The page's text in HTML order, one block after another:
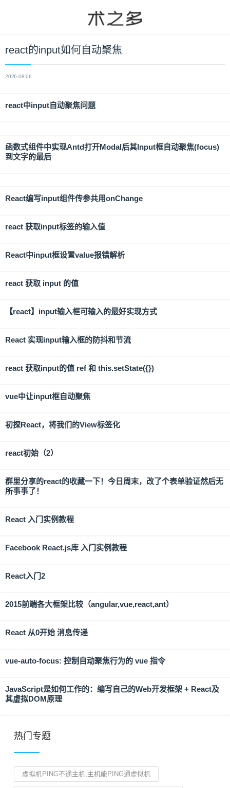
react的input如何自动聚焦
2026-08-06
react中input自动聚焦问题
函数式组件中实现Antd打开Modal后其Input框自动聚焦(focus)
到文字的最后
React编写input组件传参共用onChange
react 获取input标签的输入值
React中input框设置value报错解析
react 获取 input 的值
【react】input输入框可输入的最好实现方式
React 实现input输入框的防抖和节流
react 获取input的值 ref 和 this.setState({})
vue中让input框自动聚焦
初探React，将我们的View标签化
react初始（2）
群里分享的react的收藏一下！今日周末，改了个表单验证然后无
所事事了！
React 入门实例教程
Facebook React.js库 入门实例教程
React入门2
2015前端各大框架比较（angular,vue,react,ant）
React 从0开始 消息传递
vue-auto-focus: 控制自动聚焦行为的 vue 指令
JavaScript是如何工作的：编写自己的Web开发框架 + React及
其虚拟DOM原理
热门专题
虚拟机PING不通主机,主机能PING通虚拟机